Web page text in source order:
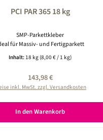
PCI PAR 365 18 kg
SMP-Parkettkleber
für Massiv- und Fertigparkett
Inhalt: 18 kg (8,00 € / 1 kg)
Regulärer Preis:
143,98 €
inkl. MwSt. zzgl. Versandkosten
In den Warenkorb